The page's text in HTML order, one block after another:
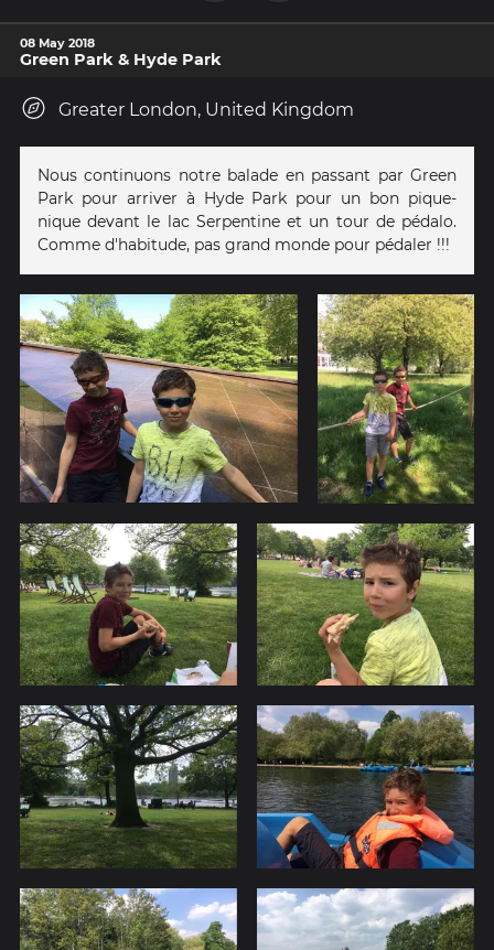
08 May 2018
Green Park & Hyde Park
Greater London, United Kingdom
Nous continuons notre balade en passant par Green
Park pour arriver à Hyde Park pour un bon pique-
nique devant le lac Serpentine et un tour de pédalo.
Comme d'habitude, pas grand monde pour pédaler !!!